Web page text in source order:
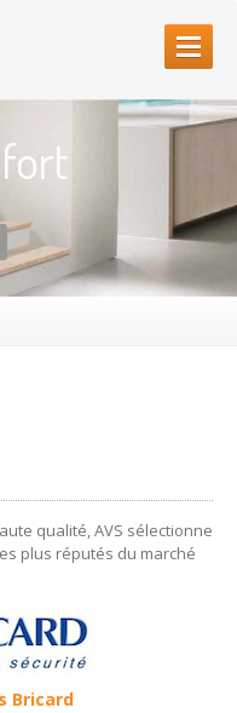
qualité, AVS sélectionne
plus réputés du marché
Bricard